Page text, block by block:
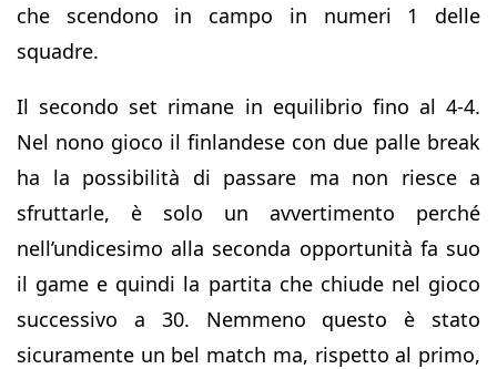
che scendono in campo in numeri 1 delle
squadre.
Il secondo set rimane in equilibrio fino al 4-4.
Nel nono gioco il finlandese con due palle break
ha la possibilità di passare ma non riesce a
sfruttarle, è solo un avvertimento perché
nell’undicesimo alla seconda opportunità fa suo
il game e quindi la partita che chiude nel gioco
successivo a 30. Nemmeno questo è stato
sicuramente un bel match ma, rispetto al primo,